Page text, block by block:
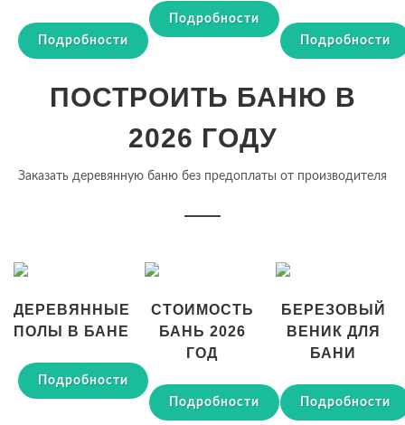
Подробности
Подробности
Подробности
ПОСТРОИТЬ БАНЮ В
2026 ГОДУ
Заказать деревянную баню без предоплаты от производителя
ДЕРЕВЯННЫЕ
ПОЛЫ В БАНЕ
Подробности
СТОИМОСТЬ
БАНЬ 2026
ГОД
Подробности
БЕРЕЗОВЫЙ
ВЕНИК ДЛЯ
БАНИ
Подробности